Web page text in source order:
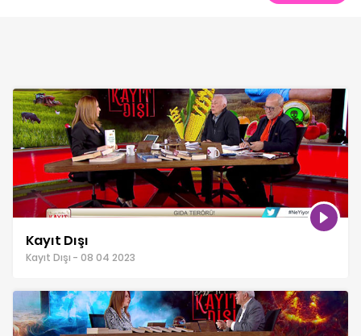
Kayıt Dışı
Kayıt Dışı - 08 04 2023